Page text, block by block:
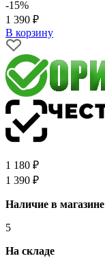
-15%
1 390 ₽
В корзину
1 180 ₽
1 390 ₽
Наличие в магазине
5
На складе